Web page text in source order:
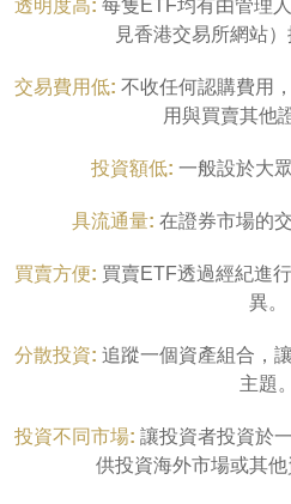
透明度高: 每隻ETF均有由管理
見香港交易所網站）
交易費用低: 不收任何認購費用
用與買賣其他
投資額低: 一般設於大
具流通量: 在證券市場的
買賣方便: 買賣ETF透過經紀進
異。
分散投資: 追蹤一個資產組合，
主題。
投資不同市場: 讓投資者投資於
供投資海外市場或其他